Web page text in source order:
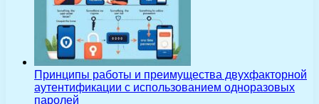
Принципы работы и преимущества двухфакторной
аутентификации с использованием одноразовых
паролей